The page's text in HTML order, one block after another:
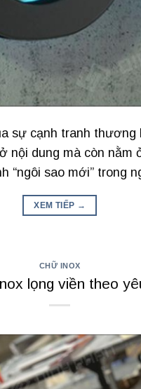
sự cạnh tranh
nội dung mà còn
“ngôi sao mới” trong
XEM TIẾP →
CHỮ INOX
lọng viền theo